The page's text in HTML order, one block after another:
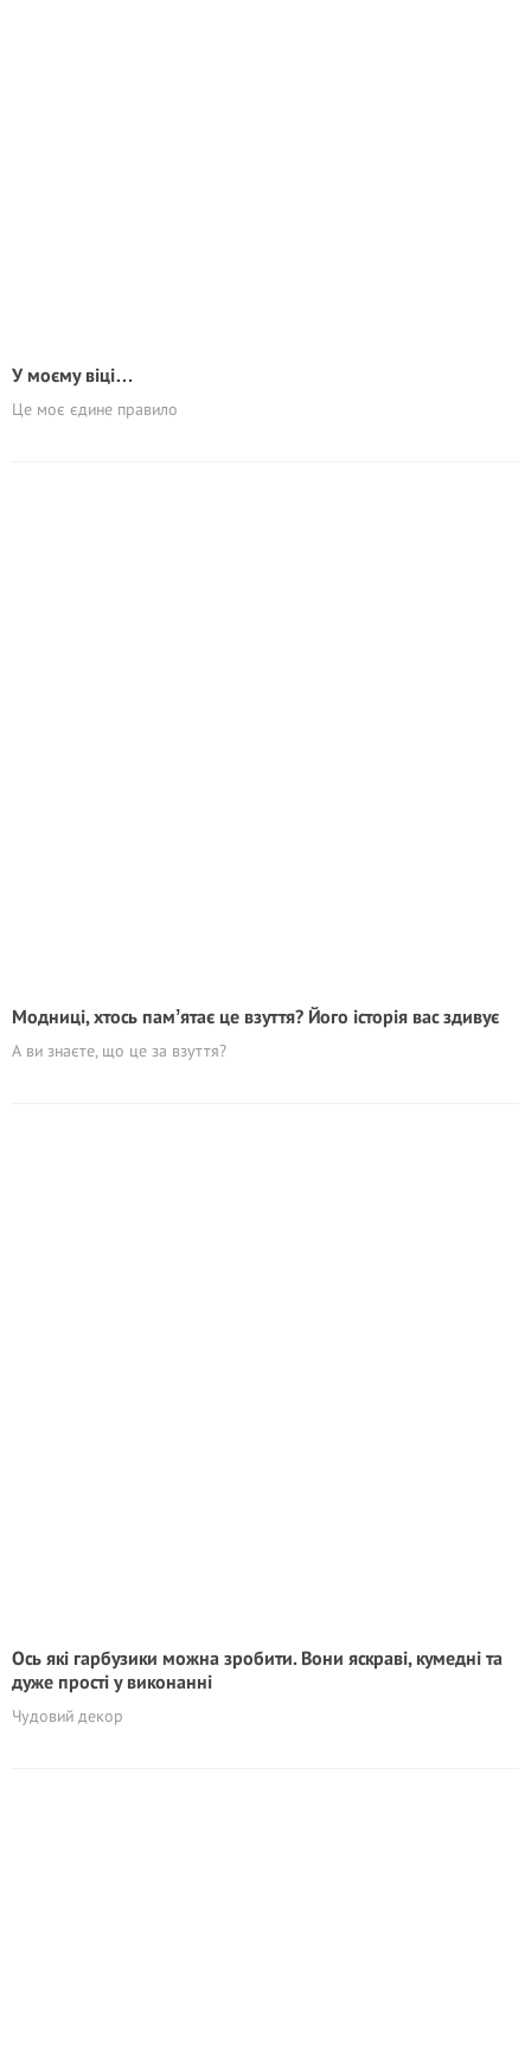
У моєму віці…
Це моє єдине правило
Модниці, хтось памʼятає це взуття? Його історія вас здивує
А ви знаєте, що це за взуття?
Ось які гарбузики можна зробити. Вони яскраві, кумедні та
дуже прості у виконанні
Чудовий декор